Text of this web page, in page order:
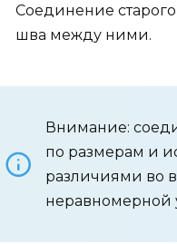
Соединение
шва между ними.
Внимание:
по размерам и
различиями во
неравномерной